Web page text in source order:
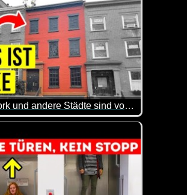
New York und andere Städte sind voll mit fake Häusern, das ist der Grund
doch mal wieder sehr interessante Infos.